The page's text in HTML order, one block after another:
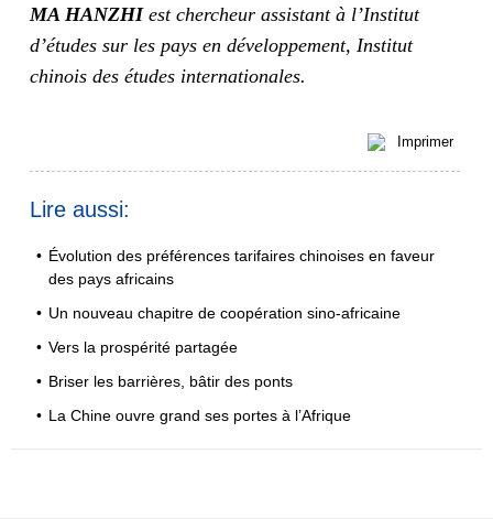
MA HANZHI est chercheur assistant à l’Institut
d’études sur les pays en développement, Institut
chinois des études internationales.
Imprimer
Lire aussi:
• Évolution des préférences tarifaires chinoises en faveur
des pays africains
• Un nouveau chapitre de coopération sino-africaine
• Vers la prospérité partagée
• Briser les barrières, bâtir des ponts
• La Chine ouvre grand ses portes à l’Afrique